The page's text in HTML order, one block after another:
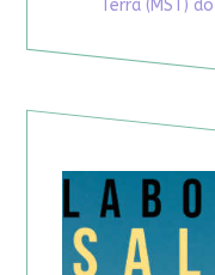
Terra (MST)